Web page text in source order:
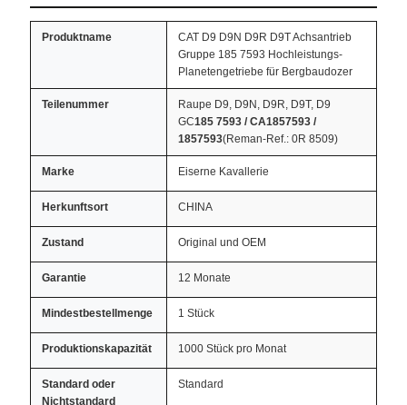
Produktname
CAT D9 D9N D9R D9T Achsantrieb
Gruppe 185 7593 Hochleistungs-
Planetengetriebe für Bergbaudozer
Teilenummer
Raupe D9, D9N, D9R, D9T, D9
GC185 7593 / CA1857593 /
1857593(Reman-Ref.: 0R 8509)
Marke Eiserne Kavallerie
Herkunftsort CHINA
Zustand Original und OEM
Garantie 12 Monate
Mindestbestellmenge 1 Stück
Produktionskapazität 1000 Stück pro Monat
Standard oder
Nichtstandard
Standard